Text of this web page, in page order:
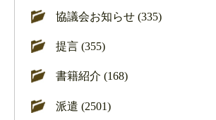
協議会お知らせ (335)
提言 (355)
書籍紹介 (168)
派遣 (2501)